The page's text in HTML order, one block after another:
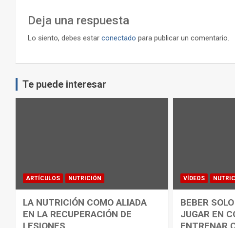
Deja una respuesta
Lo siento, debes estar conectado para publicar un comentario.
Te puede interesar
ARTÍCULOS NUTRICIÓN
LA NUTRICIÓN COMO ALIADA
EN LA RECUPERACIÓN DE
LESIONES
VÍDEOS
BEBER
JUGAR EN
ENTRENAR